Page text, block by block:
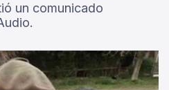
un comunicado